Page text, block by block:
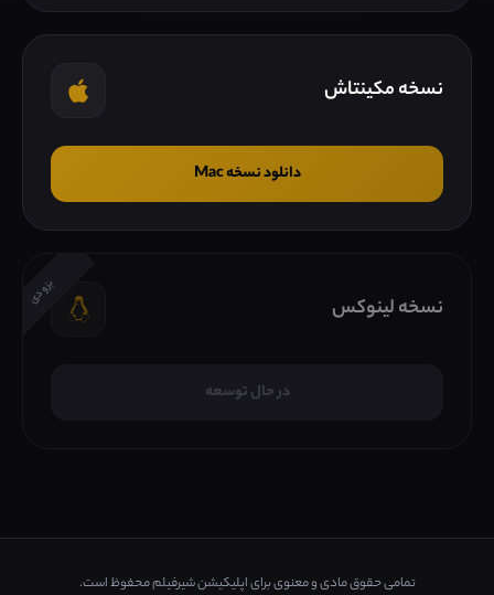
نسخه مکینتاش
دانلود نسخه Mac
بزودی
نسخه لینوکس
در حال توسعه
تمامی حقوق مادی و معنوی برای اپلیکیشن شیرفیلم محفوظ است.